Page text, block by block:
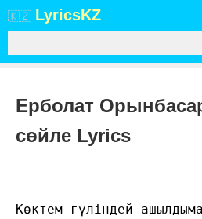
🇰🇿 LyricsKZ
Ерболат
сөйле Lyrics
Көктем гүліндей